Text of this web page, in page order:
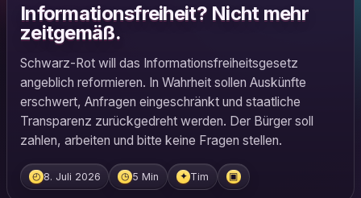
Informationsfreiheit? Nicht mehr
zeitgemäß.
Schwarz-Rot will das Informationsfreiheitsgesetz
angeblich reformieren. In Wahrheit sollen Auskünfte
erschwert, Anfragen eingeschränkt und staatliche
Transparenz zurückgedreht werden. Der Bürger soll
zahlen, arbeiten und bitte keine Fragen stellen.
◴ 8. Juli 2026 ◷ 5 Min ✦ Tim ▣